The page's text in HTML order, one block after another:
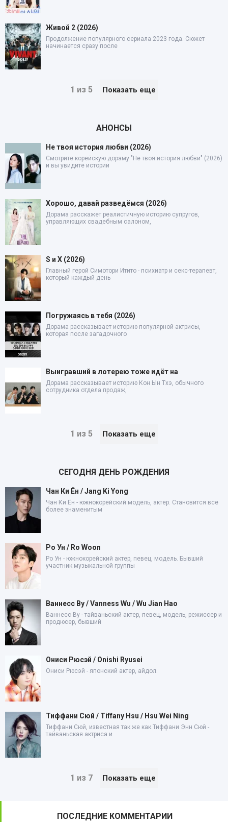
Живой 2 (2026)
Продолжение популярного сериала 2023 года. Сюжет
начинается сразу после
1 из 5 Показать еще
АНОНСЫ
Не твоя история любви (2026)
Смотрите корейскую дораму "Не твоя история любви" (2026)
и вы увидите истории
Хорошо, давай разведёмся (2026)
Дорама расскажет реалистичную историю супругов,
управляющих свадебным салоном,
S и X (2026)
Главный герой Симотори Итито - психиатр и секс-терапевт,
который каждый день
Погружаясь в тебя (2026)
Дорама рассказывает историю популярной актрисы,
которая после загадочного
Выигравший в лотерею тоже идёт на
Дорама рассказывает историю Кон Ын Тхэ, обычного
сотрудника отдела продаж,
1 из 5 Показать еще
СЕГОДНЯ ДЕНЬ РОЖДЕНИЯ
Чан Ки Ён / Jang Ki Yong
Чан Ки Ён - южнокорейский модель, актер. Становится все
более знаменитым
Ро Ун / Ro Woon
Ро Ун - южнокорейский актер, певец, модель. Бывший
участник музыкальной группы
Ваннесс Ву / Vanness Wu / Wu Jian Hao
Ваннесс Ву - тайваньский актер, певец, модель, режиссер и
продюсер, бывший
Ониси Рюсэй / Onishi Ryusei
Ониси Рюсэй - японский актер, айдол.
Тиффани Сюй / Tiffany Hsu / Hsu Wei Ning
Тиффани Сюй, известная так же как Тиффани Энн Сюй -
тайваньская актриса и
1 из 7 Показать еще
ПОСЛЕДНИЕ КОММЕНТАРИИ